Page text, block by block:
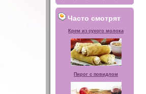
Часто смотрят
Крем из сухого молока
Пирог с повидлом